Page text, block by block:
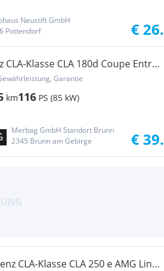
Neustift GmbH
Pottendorf
€
CLA-Klasse CLA 180d Coupe Entry
Garantie
km116 PS (85 kW)
Merbag GmbH Standort Brunn
2345 Brunn am Gebirge
€
CLA-Klasse CLA 250 e AMG Line